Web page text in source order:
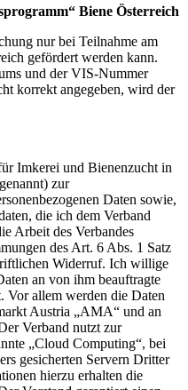
Biene Österreich
nur bei Teilnahme am
gefördert werden kann.
und der VIS-Nummer
korrekt angegeben, wird der
Imkerei und Bienenzucht in
zur
Daten sowie,
die ich dem Verband
Arbeit des Verbandes
des Art. 6 Abs. 1 Satz
Widerruf. Ich willige
an von ihm beauftragte
Vor allem werden die Daten
Austria „AMA“ und an
Verband nutzt zur
„Cloud Computing“, bei
gesicherten Servern Dritter
hierzu erhalten die